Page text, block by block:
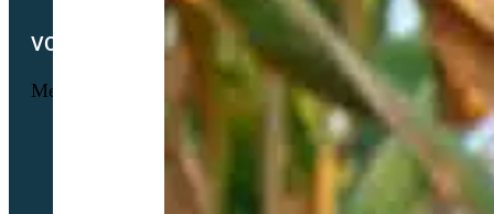
VOTRE COMPTE
Menu
Informations personnelles